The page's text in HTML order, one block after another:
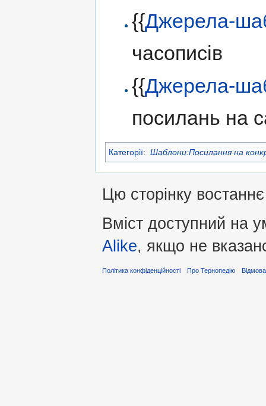
{{Джерела-
часописів
{{Джерела-
посилань на
Категорії: Шаблони:Посилання на
Цю сторінку
Вміст доступний на
Alike, якщо не
Політика конфіденційності Про Тернопедію